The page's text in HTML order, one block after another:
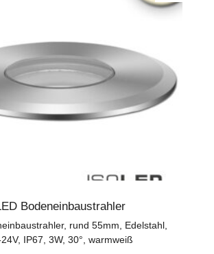
Bodeneinbaustrahler
rund 55mm, Edelstahl,
IP67, 3W, 30°, warmweiß